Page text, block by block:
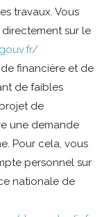
travaux. Vous
sur le
financière et de
de faibles
de
une demande
Pour cela, vous
personnel sur
nationale de